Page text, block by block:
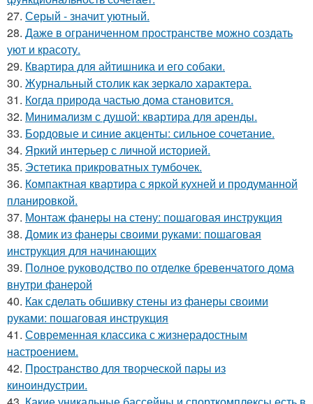
27. Серый - значит уютный.
28. Даже в ограниченном пространстве можно создать
уют и красоту.
29. Квартира для айтишника и его собаки.
30. Журнальный столик как зеркало характера.
31. Когда природа частью дома становится.
32. Минимализм с душой: квартира для аренды.
33. Бордовые и синие акценты: сильное сочетание.
34. Яркий интерьер с личной историей.
35. Эстетика прикроватных тумбочек.
36. Компактная квартира с яркой кухней и продуманной
планировкой.
37. Монтаж фанеры на стену: пошаговая инструкция
38. Домик из фанеры своими руками: пошаговая
инструкция для начинающих
39. Полное руководство по отделке бревенчатого дома
внутри фанерой
40. Как сделать обшивку стены из фанеры своими
руками: пошаговая инструкция
41. Современная классика с жизнерадостным
настроением.
42. Пространство для творческой пары из
киноиндустрии.